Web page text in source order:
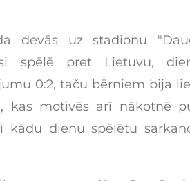
devās uz stadionu
spēlē pret Lietuvu,
0:2, taču bērniem bija
kas motivēs arī nākotnē
kādu dienu spēlētu